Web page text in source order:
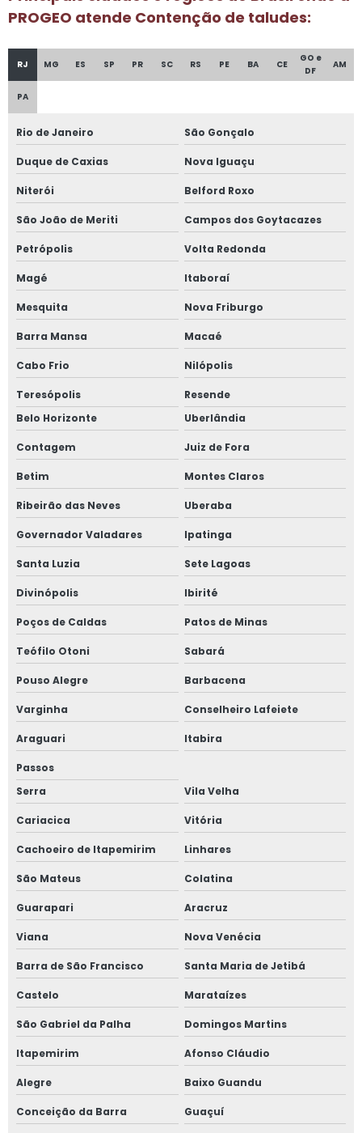
PROGEO atende Contenção de taludes:
RJ MG ES SP PR SC RS PE BA CE
GO e
DF
AM
PA
Rio de Janeiro São Gonçalo
Duque de Caxias Nova Iguaçu
Niterói Belford Roxo
São João de Meriti Campos dos Goytacazes
Petrópolis Volta Redonda
Magé Itaboraí
Mesquita Nova Friburgo
Barra Mansa Macaé
Cabo Frio Nilópolis
Teresópolis
Resende
Belo Horizonte
Uberlândia
Contagem Juiz de Fora
Betim Montes Claros
Ribeirão das Neves Uberaba
Governador Valadares Ipatinga
Santa Luzia Sete Lagoas
Divinópolis Ibirité
Poços de Caldas Patos de Minas
Teófilo Otoni Sabará
Pouso Alegre Barbacena
Varginha Conselheiro Lafeiete
Araguari Itabira
Passos
Serra
Vila Velha
Cariacica Vitória
Cachoeiro de Itapemirim Linhares
São Mateus Colatina
Guarapari Aracruz
Viana Nova Venécia
Barra de São Francisco Santa Maria de Jetibá
Castelo Marataízes
São Gabriel da Palha Domingos Martins
Itapemirim Afonso Cláudio
Alegre Baixo Guandu
Conceição da Barra Guaçuí